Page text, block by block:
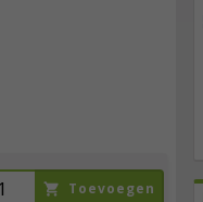
Toevoegen